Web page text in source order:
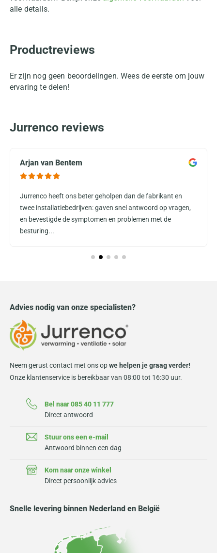
alle details.
Productreviews
Er zijn nog geen beoordelingen. Wees de eerste om jouw
ervaring te delen!
Jurrenco reviews
Arjan van Bentem
Jurrenco heeft ons beter geholpen dan de fabrikant en
twee installatiebedrijven: gaven snel antwoord op vragen,
en bevestigde de symptomen en problemen met de
besturing...
Advies nodig van onze specialisten?
Neem gerust contact met ons opwe helpen je graag verder!
Onze klantenservice is bereikbaar van 08:00 tot 16:30 uur.
Bel naar 085 40 11 777
Direct antwoord
Stuur ons een e-mail
Antwoord binnen een dag
Kom naar onze winkel
Direct persoonlijk advies
Snelle levering binnen Nederland en België